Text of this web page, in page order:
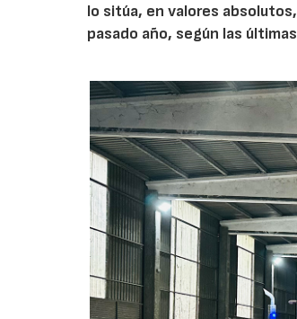
lo sitúa, en valores
pasado año, según las